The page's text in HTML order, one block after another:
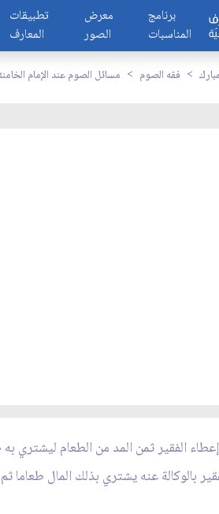
تطبيقات
المعارف
معرض
الصور
برنامج
المناسبات
فقه الصوم مسائل الصوم عند الإمام
الفقير ثمن المد من الطعام ليشتري به
بالوكالة عنه يشتري بذلك المال طعاما